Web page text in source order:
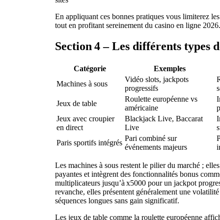
En appliquant ces bonnes pratiques vous limiterez
tout en profitant sereinement du casino en ligne 2026.
Section 4 – Les différents types
Catégorie
Exemples
Machines à sous
Vidéo slots, jackpots
progressifs
Jeux de table
Roulette européenne vs
américaine
Jeux avec croupier
en direct
Blackjack Live, Baccarat
Live
Paris sportifs intégrés
Pari combiné sur
événements majeurs
Les machines à sous restent le pilier du marché ;
payantes et intègrent des fonctionnalités bonus
multiplicateurs jusqu’à x5000 pour un jackpot
revanche, elles présentent généralement une
séquences longues sans gain significatif.
Les jeux de table comme la roulette européenne